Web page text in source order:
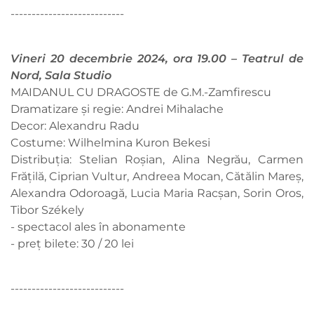
---------------------------
Vineri 20 decembrie 2024, ora 19.00 – Teatrul de
Nord, Sala Studio
MAIDANUL CU DRAGOSTE de G.M.-Zamfirescu
Dramatizare și regie: Andrei Mihalache
Decor: Alexandru Radu
Costume: Wilhelmina Kuron Bekesi
Distribuția: Stelian Roșian, Alina Negrău, Carmen
Frățilă, Ciprian Vultur, Andreea Mocan, Cătălin Mareș,
Alexandra Odoroagă, Lucia Maria Racșan, Sorin Oros,
Tibor Székely
- spectacol ales în abonamente
- preț bilete: 30 / 20 lei
---------------------------